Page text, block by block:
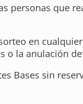
personas que
en
o la anulación
Bases sin